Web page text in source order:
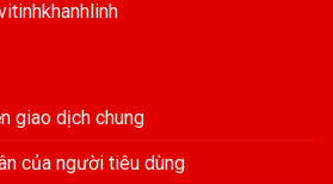
giao dịch chung
của người tiêu dùng